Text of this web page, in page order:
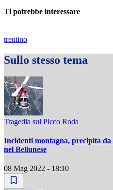
Ti potrebbe interessare
trentino
Sullo stesso tema
Tragedia sul Picco Roda
Incidenti montagna, precipita da
nel Bellunese
08 Mag 2022 - 18:10